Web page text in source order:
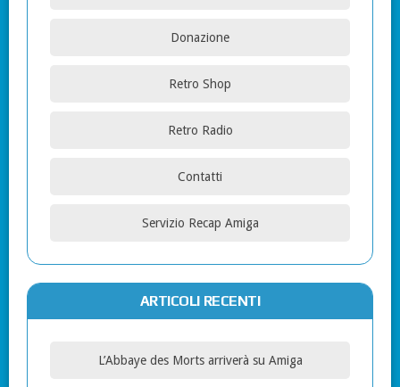
Donazione
Retro Shop
Retro Radio
Contatti
Servizio Recap Amiga
ARTICOLI RECENTI
L’Abbaye des Morts arriverà su Amiga